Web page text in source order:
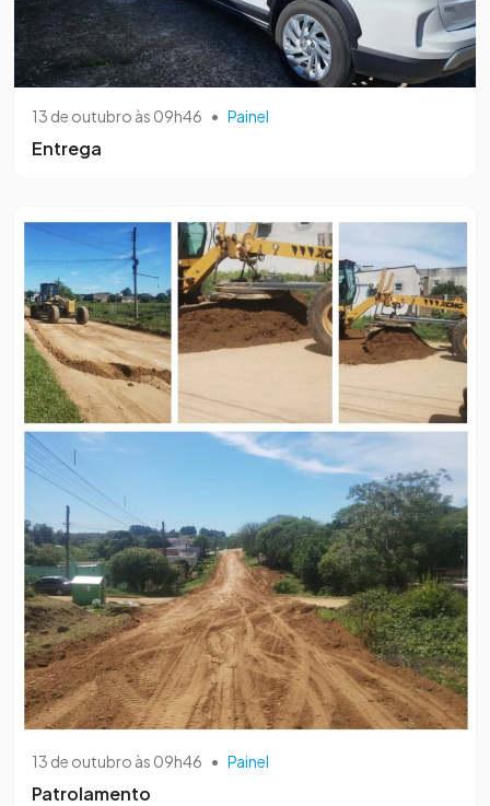
13 de outubro às 09h46 • Painel
Entrega
13 de outubro às 09h46 • Painel
Patrolamento